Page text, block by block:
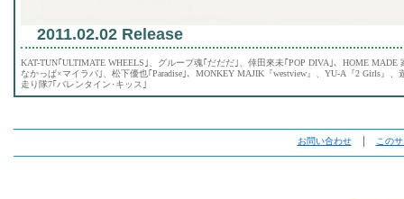
2011.02.02 Release
KAT-TUN｢ULTIMATE WHEELS｣、グループ魂｢だだだ｣、倖田來未｢POP DIVA｣、HOME MADE
なかっぱ×マイラバ｣、松下優也｢Paradise｣、MONKEY MAJIK『westview』、YU-A『2 Girls』
走り隊7｢バレンタイン･キッス｣
お問い合わせ│ この